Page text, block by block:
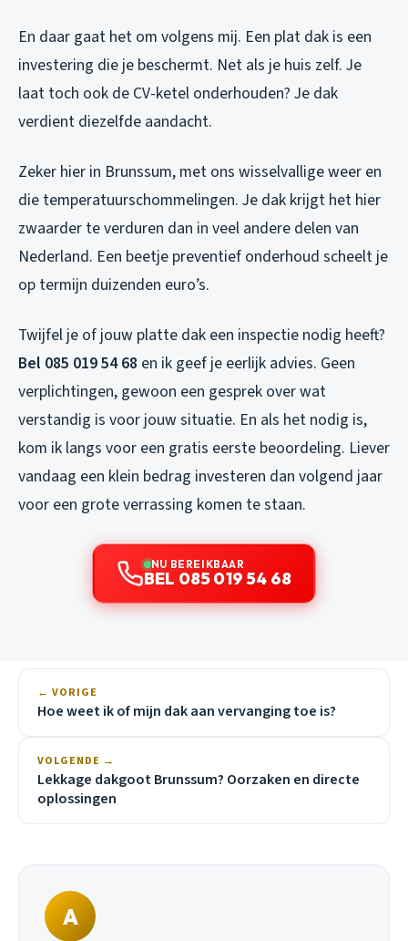
En daar gaat het om volgens mij. Een plat dak is een
investering die je beschermt. Net als je huis zelf. Je
laat toch ook de CV-ketel onderhouden? Je dak
verdient diezelfde aandacht.
Zeker hier in Brunssum, met ons wisselvallige weer en
die temperatuurschommelingen. Je dak krijgt het hier
zwaarder te verduren dan in veel andere delen van
Nederland. Een beetje preventief onderhoud scheelt je
op termijn duizenden euro’s.
Twijfel je of jouw platte dak een inspectie nodig heeft?
Bel 085 019 54 68 en ik geef je eerlijk advies. Geen
verplichtingen, gewoon een gesprek over wat
verstandig is voor jouw situatie. En als het nodig is,
kom ik langs voor een gratis eerste beoordeling. Liever
vandaag een klein bedrag investeren dan volgend jaar
voor een grote verrassing komen te staan.
NU BEREIKBAAR
BEL 085 019 54 68
← VORIGE
Hoe weet ik of mijn dak aan vervanging toe is?
VOLGENDE →
Lekkage dakgoot Brunssum? Oorzaken en directe
oplossingen
A